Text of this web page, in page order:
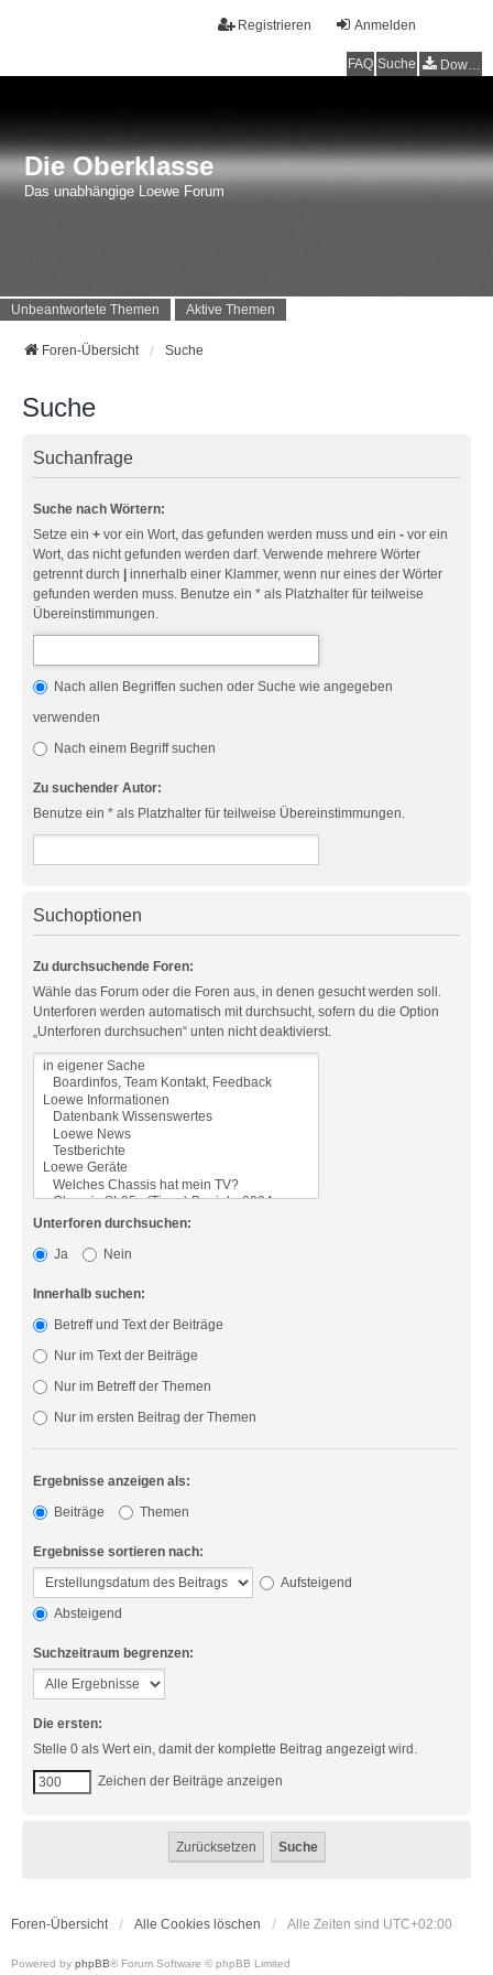
Anmelden
Registrieren
FAQ Suche Downloads
Die Oberklasse
Das unabhängige Loewe Forum
Unbeantwortete Themen Aktive Themen
Foren-Übersicht Suche
Suche
Suchanfrage
Suche nach Wörtern:
Setze ein + vor ein Wort, das gefunden werden muss und ein - vor ein
Wort, das nicht gefunden werden darf. Verwende mehrere Wörter
getrennt durch
innerhalb einer Klammer, wenn nur eines der Wörter
gefunden werden muss. Benutze ein * als Platzhalter für teilweise
Übereinstimmungen.
Nach allen Begriffen suchen oder Suche wie angegeben
verwenden
Nach einem Begriff suchen
Zu suchender Autor:
Benutze ein * als Platzhalter für teilweise Übereinstimmungen.
Suchoptionen
Zu durchsuchende Foren:
Wähle das Forum oder die Foren aus, in denen gesucht werden soll.
Unterforen werden automatisch mit durchsucht, sofern du die Option
„Unterforen durchsuchen“ unten nicht deaktivierst.
Unterforen durchsuchen:
Ja
Nein
Innerhalb suchen:
Betreff und Text der Beiträge
Nur im Text der Beiträge
Nur im Betreff der Themen
Nur im ersten Beitrag der Themen
Ergebnisse anzeigen als:
Beiträge
Themen
Ergebnisse sortieren nach:
Aufsteigend
Absteigend
Suchzeitraum begrenzen:
Die ersten:
Stelle 0 als Wert ein, damit der komplette Beitrag angezeigt wird.
Zeichen der Beiträge anzeigen
Foren-Übersicht Alle Cookies löschen Alle Zeiten sind UTC+02:00
Powered by phpBB® Forum Software © phpBB Limited